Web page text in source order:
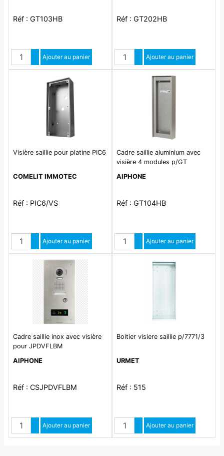
Réf : GT103HB
QuantitéAugmenter quantité
Diminuer quantité
Ajouter au panier
Réf : GT202HB
QuantitéAugmenter quantité
Diminuer quantité
Ajouter au panier
Visière saillie pour platine PIC6
COMELIT IMMOTEC
Réf : PIC6/VS
QuantitéAugmenter quantité
Diminuer quantité
Ajouter au panier
Cadre saillie aluminium avec
visière 4 modules p/GT
AIPHONE
Réf : GT104HB
QuantitéAugmenter quantité
Diminuer quantité
Ajouter au panier
Cadre saillie inox avec visière
pour JPDVFLBM
AIPHONE
Réf : CSJPDVFLBM
QuantitéAugmenter quantité
Diminuer quantité
Ajouter au panier
Boitier visiere saillie p/7771/3
URMET
Réf : 515
QuantitéAugmenter quantité
Diminuer quantité
Ajouter au panier